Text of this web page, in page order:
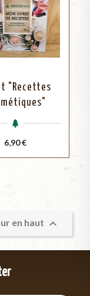
"Recettes
Prix
6,90 €
en haut 